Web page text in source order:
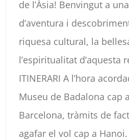
de l’Àsia! Benvingut a
d’aventura i
riquesa cultural, la
l’espiritualitat d’aquesta
ITINERARI A l’hora
Museu de Badalona cap
Barcelona, tràmits de
agafar el vol cap a